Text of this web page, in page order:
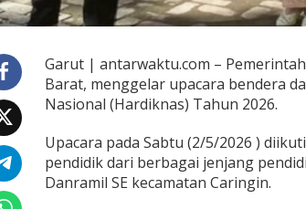
Garut | antarwaktu.com –
Barat, menggelar upacara bendera
Nasional (Hardiknas) Tahun 2026.
Upacara pada Sabtu (2/5/2026 )
pendidik dari berbagai jenjang
Danramil SE kecamatan Caringin.